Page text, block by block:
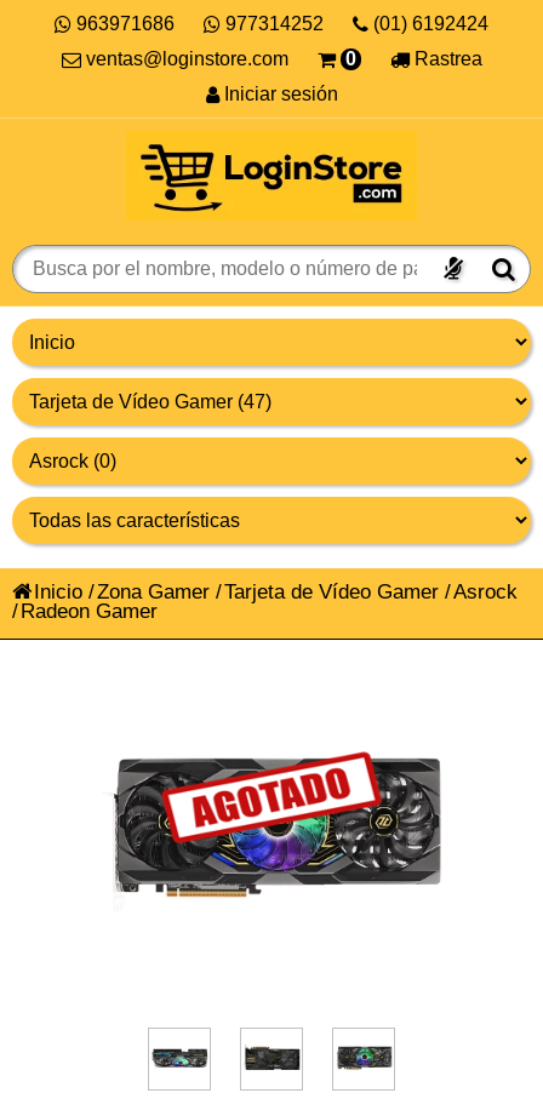
963971686 977314252
(01) 6192424
ventas@loginstore.com
0
Rastrea
Iniciar sesión
Inicio /Zona Gamer /Tarjeta de Vídeo Gamer /Asrock
/Radeon Gamer